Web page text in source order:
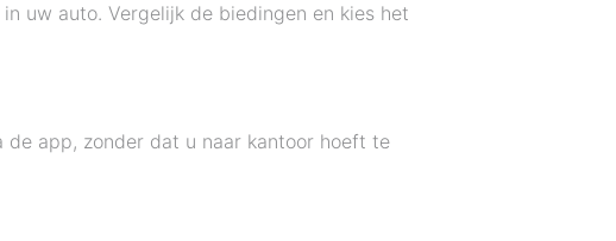
uw auto. Vergelijk de biedingen en kies het
app, zonder dat u naar kantoor hoeft te